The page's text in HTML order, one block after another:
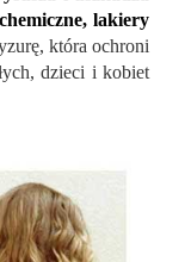
lakiery
która ochroni
dzieci i kobiet